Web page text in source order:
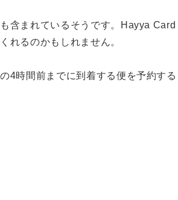
含まれているそうです。Hayya Card
れるのかもしれません。
4時間前までに到着する便を予約する